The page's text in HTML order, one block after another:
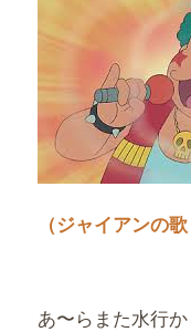
（ジャイアンの
あ〜らまた水行